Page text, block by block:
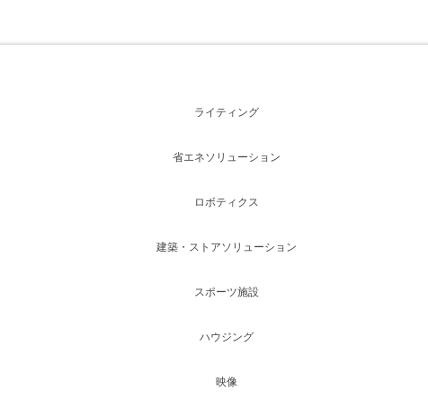
ライティング
省エネソリューション
ロボティクス
建築・ストアソリューション
スポーツ施設
ハウジング
映像